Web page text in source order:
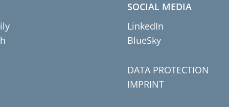
SOCIAL MEDIA
LinkedIn
BlueSky
DATA PROTECTION
IMPRINT